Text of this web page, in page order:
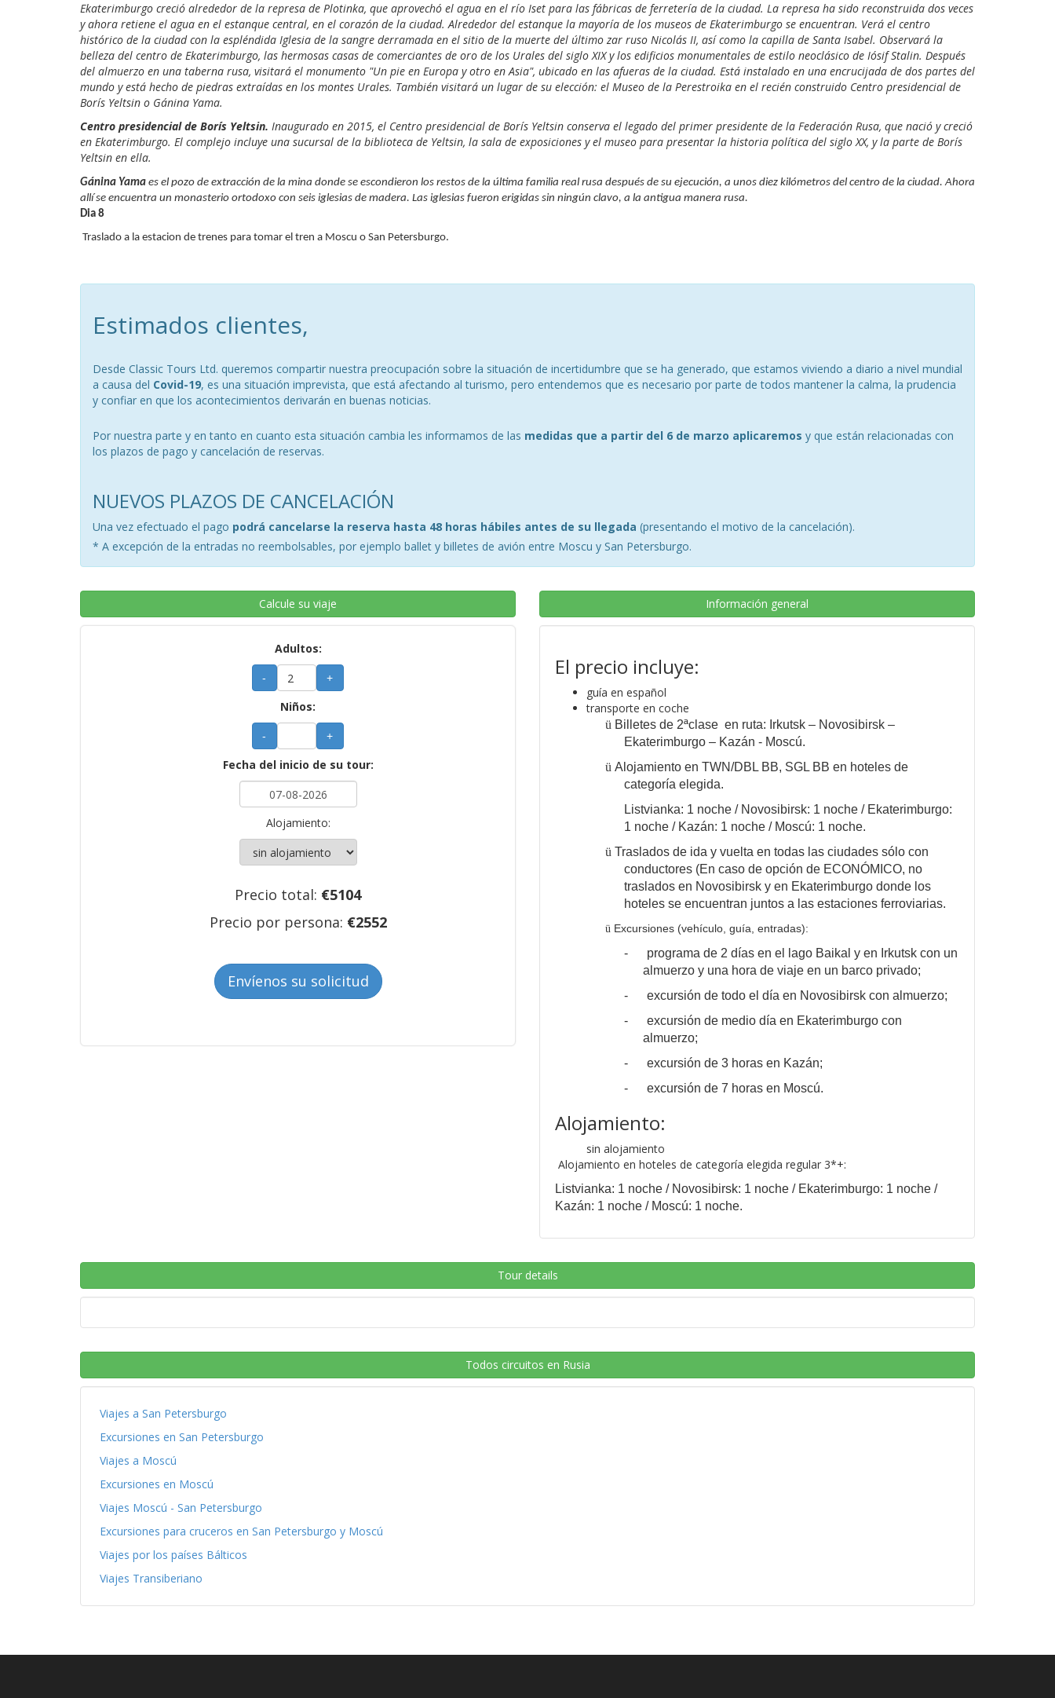
Ekaterimburgo creció alrededor de la represa de Plotinka, que aprovechó el agua en el río Iset para las fábricas de ferretería de la ciudad. La represa ha sido reconstruida dos veces
y ahora retiene el agua en el estanque central, en el corazón de la ciudad. Alrededor del estanque la mayoría de los museos de Ekaterimburgo se encuentran. Verá el centro
histórico de la ciudad con la espléndida Iglesia de la sangre derramada en el sitio de la muerte del último zar ruso Nicolás II, así como la capilla de Santa Isabel. Observará la
belleza del centro de Ekaterimburgo, las hermosas casas de comerciantes de oro de los Urales del siglo XIX y los edificios monumentales de estilo neoclásico de Iósif Stalin. Después
del almuerzo en una taberna rusa, visitará el monumento "Un pie en Europa y otro en Asia", ubicado en las afueras de la ciudad. Está instalado en una encrucijada de dos partes del
mundo y está hecho de piedras extraídas en los montes Urales. También visitará un lugar de su elección: el Museo de la Perestroika en el recién construido Centro presidencial de
Borís Yeltsin o Gánina Yama.
Centro presidencial de Borís Yeltsin. Inaugurado en 2015, el Centro presidencial de Borís Yeltsin conserva el legado del primer presidente de la Federación Rusa, que nació y creció
en Ekaterimburgo. El complejo incluye una sucursal de la biblioteca de Yeltsin, la sala de exposiciones y el museo para presentar la historia política del siglo XX, y la parte de Borís
Yeltsin en ella.
Gánina Yama es el pozo de extracción de la mina donde se escondieron los restos de la última familia real rusa después de su ejecución, a unos diez kilómetros del centro de la ciudad. Ahora
allí se encuentra un monasterio ortodoxo con seis iglesias de madera. Las iglesias fueron erigidas sin ningún clavo, a la antigua manera rusa.
Dia 8
Traslado a la estacion de trenes para tomar el tren a Moscu o San Petersburgo.
Estimados clientes,
Desde Classic Tours Ltd. queremos compartir nuestra preocupación sobre la situación de incertidumbre que se ha generado, que estamos viviendo a diario a nivel mundial
a causa del Covid-19, es una situación imprevista, que está afectando al turismo, pero entendemos que es necesario por parte de todos mantener la calma, la prudencia
y confiar en que los acontecimientos derivarán en buenas noticias.
Por nuestra parte y en tanto en cuanto esta situación cambia les informamos de las medidas que a partir del 6 de marzo aplicaremos y que están relacionadas con
los plazos de pago y cancelación de reservas.
NUEVOS PLAZOS DE CANCELACIÓN
Una vez efectuado el pago podrá cancelarse la reserva hasta 48 horas hábiles antes de su llegada (presentando el motivo de la cancelación).
* A excepción de la entradas no reembolsables, por ejemplo ballet y billetes de avión entre Moscu y San Petersburgo.
Calcule su viaje
Adultos:
- +
Niños:
- +
Fecha del inicio de su tour:
Alojamiento:
Precio total: €5104
Precio por persona: €2552
Envíenos su solicitud
Información general
El precio incluye:
guía en español
transporte en coche
ü Billetes de 2ªclase en ruta: Irkutsk – Novosibirsk –
Ekaterimburgo – Kazán - Moscú.
ü Alojamiento en TWN/DBL BB, SGL BB en hoteles de
categoría elegida.
Listvianka: 1 noche / Novosibirsk: 1 noche / Ekaterimburgo:
1 noche / Kazán: 1 noche / Moscú: 1 noche.
ü Traslados de ida y vuelta en todas las ciudades sólo con
conductores (En caso de opción de ECONÓMICO, no
traslados en Novosibirsk y en Ekaterimburgo donde los
hoteles se encuentran juntos a las estaciones ferroviarias.
ü Excursiones (vehículo, guía, entradas):
-
programa de 2 días en el lago Baikal y en Irkutsk con un
almuerzo y una hora de viaje en un barco privado;
-
excursión de todo el día en Novosibirsk con almuerzo;
-
excursión de medio día en Ekaterimburgo con
almuerzo;
-
excursión de 3 horas en Kazán;
-
excursión de 7 horas en Moscú.
Alojamiento:
sin alojamiento
Alojamiento en hoteles de categoría elegida regular 3*+:
Listvianka: 1 noche / Novosibirsk: 1 noche / Ekaterimburgo: 1 noche /
Kazán: 1 noche / Moscú: 1 noche.
Tour details
Todos circuitos en Rusia
Viajes a San Petersburgo
Excursiones en San Petersburgo
Viajes a Moscú
Excursiones en Moscú
Viajes Moscú - San Petersburgo
Excursiones para cruceros en San Petersburgo y Moscú
Viajes por los países Bálticos
Viajes Transiberiano